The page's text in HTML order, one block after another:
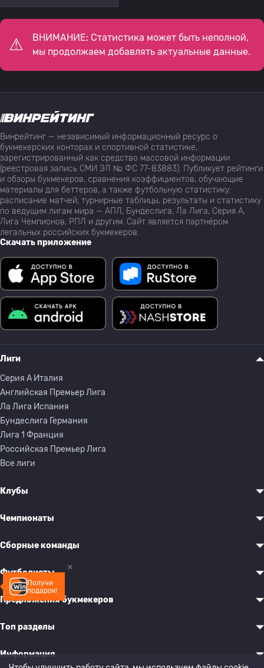
ВНИМАНИЕ: Статистика может быть неполной,
мы продолжаем добавлять актуальные данные.
Получи
подарок!
Винрейтинг — независимый информационный ресурс о
букмекерских конторах и спортивной статистике,
зарегистрированный как средство массовой информации
(реестровая запись СМИ ЭЛ № ФС 77-83883). Публикует рейтинги
и обзоры букмекеров, сравнения коэффициентов, обучающие
материалы для беттеров, а также футбольную статистику:
расписание матчей, турнирные таблицы, результаты и статистику
по ведущим лигам мира — АПЛ, Бундеслига, Ла Лига, Серия А,
Лига Чемпионов, РПЛ и другим. Сайт является партнёром
легальных российских букмекеров.
Скачать приложение
Лиги
Серия A Италия
Английская Премьер Лига
Ла Лига Испания
Бундеслига Германия
Лига 1 Франция
Российская Премьер Лига
Все лиги
Клубы
Чемпионаты
Сборные команды
Футболисты
Предложения букмекеров
Топ разделы
Информация